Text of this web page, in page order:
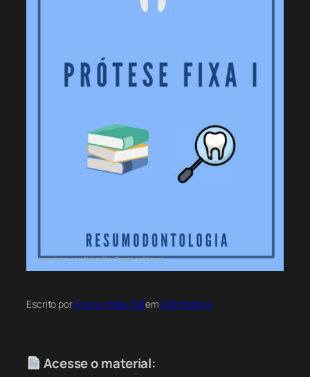
Escrito porAcervo Index BotemOdontologia
Acesse o material: